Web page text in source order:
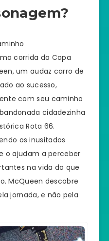
corrida da Copa
um audaz carro de
ao sucesso,
com seu caminho
cidadezinha
Rota 66.
os inusitados
o ajudam a perceber
na vida do que
McQueen descobre
jornada, e não pela